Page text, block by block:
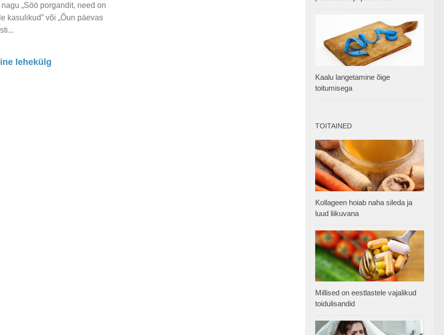
„Söö porgandit, need on
kasulikud” või „Õun päevas
lehekülg
Kaalu langetamine õige
toitumisega
TOITAINED
Kollageen hoiab naha sileda ja
luud liikuvana
Millised on eestlastele vajalikud
toidulisandid